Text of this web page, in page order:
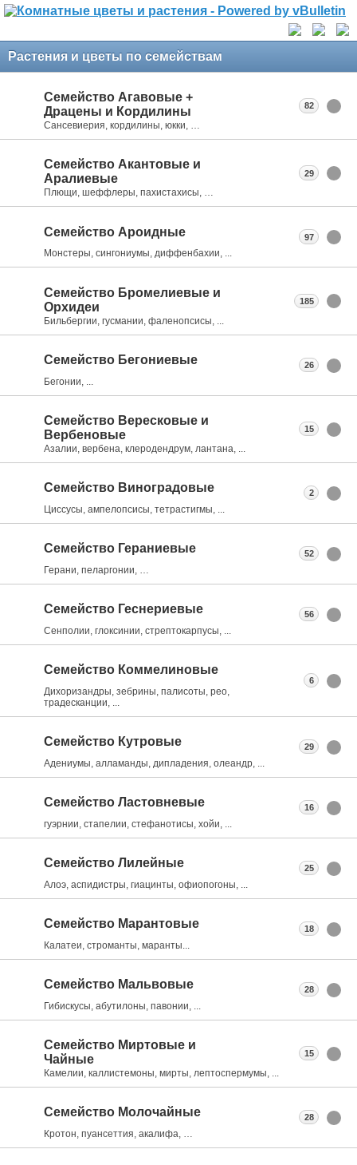
Растения и цветы по семействам
Семейство Агавовые +
Драцены и Кордилины
Сансевиерия, кордилины, юкки, …
82
Семейство Акантовые и
Аралиевые
Плющи, шеффлеры, пахистахисы, …
29
Семейство Ароидные
Монстеры, сингониумы, диффенбахии, ...
97
Семейство Бромелиевые и
Орхидеи
Бильбергии, гусмании, фаленопсисы, ...
185
Семейство Бегониевые
Бегонии, ...
26
Семейство Вересковые и
Вербеновые
Азалии, вербена, клеродендрум, лантана, ...
15
Семейство Виноградовые
Циссусы, ампелопсисы, тетрастигмы, ...
2
Семейство Гераниевые
Герани, пеларгонии, …
52
Семейство Геснериевые
Сенполии, глоксинии, стрептокарпусы, ...
56
Семейство Коммелиновые
Дихоризандры, зебрины, палисоты, рео,
традесканции, ...
6
Семейство Кутровые
Адениумы, алламанды, дипладения, олеандр, ...
29
Семейство Ластовневые
гуэрнии, стапелии, стефанотисы, хойи, ...
16
Семейство Лилейные
Алоэ, аспидистры, гиацинты, офиопогоны, ...
25
Семейство Марантовые
Калатеи, строманты, маранты...
18
Семейство Мальвовые
Гибискусы, абутилоны, павонии, ...
28
Семейство Миртовые и
Чайные
Камелии, каллистемоны, мирты, лептоспермумы, ...
15
Семейство Молочайные
Кротон, пуансеттия, акалифа, …
28